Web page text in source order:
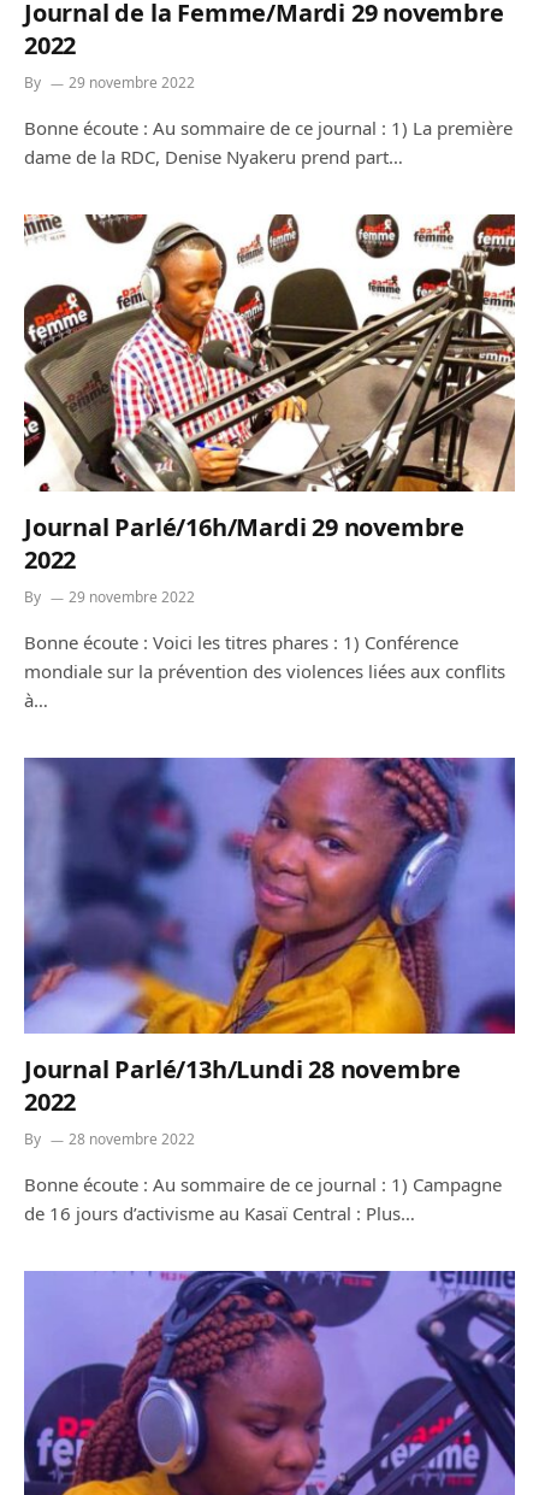
Journal de la Femme/Mardi 29 novembre
2022
By 29 novembre 2022
Bonne écoute : Au sommaire de ce journal : 1) La première
dame de la RDC, Denise Nyakeru prend part…
Journal Parlé/16h/Mardi 29 novembre
2022
By 29 novembre 2022
Bonne écoute : Voici les titres phares : 1) Conférence
mondiale sur la prévention des violences liées aux conflits
à…
Journal Parlé/13h/Lundi 28 novembre
2022
By 28 novembre 2022
Bonne écoute : Au sommaire de ce journal : 1) Campagne
de 16 jours d’activisme au Kasaï Central : Plus…